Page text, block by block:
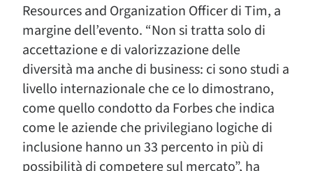
Resources and Organization Officer di Tim, a
margine dell’evento. “Non si tratta solo di
accettazione e di valorizzazione delle
diversità ma anche di business: ci sono studi a
livello internazionale che ce lo dimostrano,
come quello condotto da Forbes che indica
come le aziende che privilegiano logiche di
inclusione hanno un 33 percento in più di
possibilità di competere sul mercato”, ha